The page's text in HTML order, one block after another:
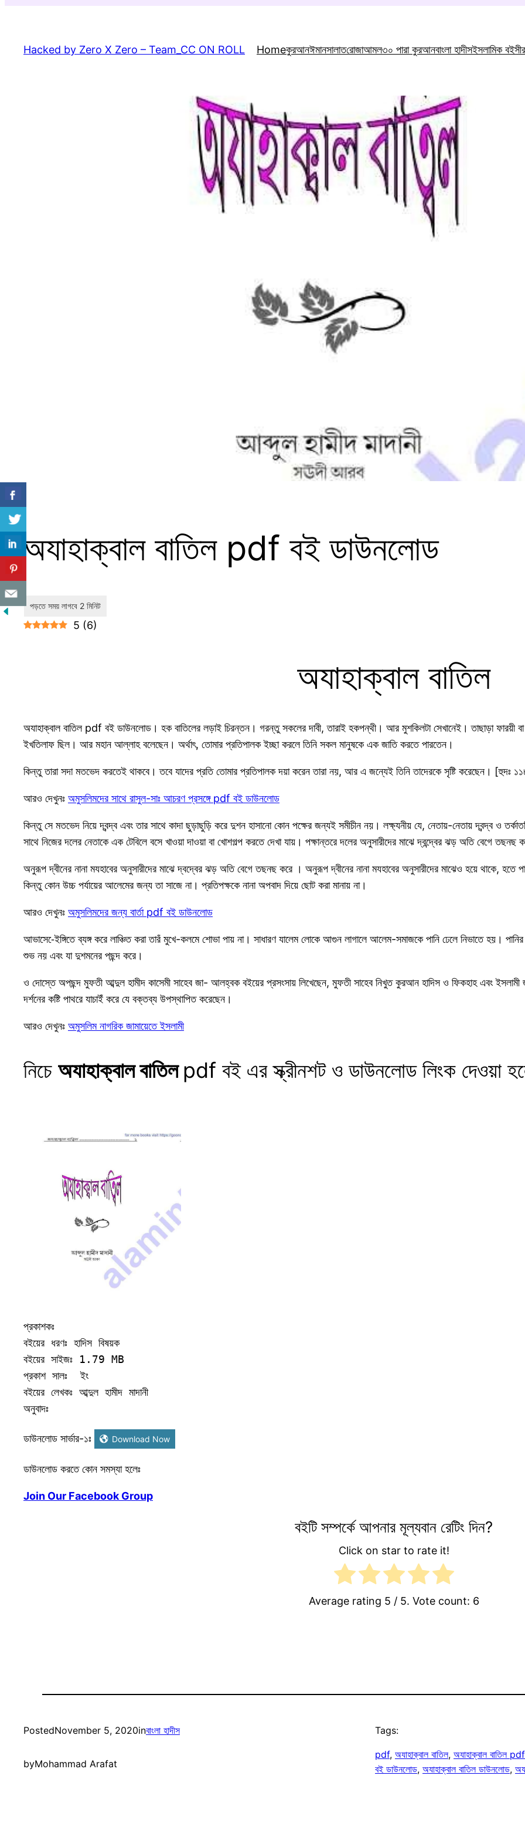
content
Hacked by Zero X Zero – Team_CC ON ROLL Homeকুরআনঈমানসালাতরোজাআমল৩০ পারা কুরআনবাংলা হাদীসইসলামিক বই
অযাহাক্বাল বাতিল pdf বই ডাউনলোড
5 (6)
অযাহাক্বাল বাতিল
অযাহাক্বাল বাতিল pdf বই ডাউনলোড। হক বাতিলের লড়াই চিরন্তন। গরন্তু সকলের দাবী, তারাই হকপন্থী। আর মুশকিলটা সেখানেই। তাছাড়া ফারয়ী
ইখতিলাফ ছিল। আর মহান আল্লাহ বলেছেন। অর্থাৎ, তোমার প্রতিপালক ইচ্ছা করলে তিনি সকল মানুষকে এক জাতি করতে পারতেন।
কিন্তু তারা সদা মতভেদ করতেই থাকবে। তবে যাদের প্রতি তোমার প্রতিপালক দয়া করেন তারা নয়, আর এ জন্যেই তিনি তাদেরকে সৃষ্টি করেছেন। [হুদঃ
আরও দেখুনঃ অমুসলিমদের সাথে রাসুল-সাঃ আচরণ প্রসঙ্গে pdf বই ডাউনলোড
কিন্তু সে মতভেদ নিয়ে দ্বন্দ্ব এবং তার সাথে কাদা ছুড়াছুড়ি করে দুশন হাসানো কোন পক্ষের জন্যই সমীচীন নয়। লক্ষ্যনীয় যে, নেতায়-নেতায় দ্বন্দ্ব ও
সাথে নিজের দলের নেতাকে এক টেবিলে বসে খাওয়া দাওয়া বা খোশগল্প করতে দেখা যায়। পক্ষান্তরে দলের অনুসারীদের মাঝে দ্বন্দ্বের ঝড় অতি বেগে তছনছ
অনুরূপ দ্বীনের নানা মযহাবের অনুসারীদের মাঝে দ্বদ্বের ঝড় অতি বেগে তছনছ করে । অনুরূপ দ্বীনের নানা মযহাবের অনুসারীদের মাঝেও হয়ে থাকে, হতে
কিন্তু কোন উচ্চ পর্যায়ের আলেমের জন্য তা সাজে না। প্রতিপক্ষকে নানা অপবাদ দিয়ে ছোট করা মানায় না।
আরও দেখুনঃ অমুসলিমদের জন্য বার্তা pdf বই ডাউনলোড
আভাসে-েইঙ্গিতে ব্যঙ্গ করে লাঞ্চিত করা তারঁ মুখে-কলমে শোভা পায় না। সাধারণ যালেম লোকে আগুন লাগালে আলেম-সমাজকে পানি ঢেলে নিভাতে হয়।
শুভ নয় এবং যা দুশমনের পছন্দ করে।
ও দোস্তে অপছন্দ মুফতী আব্দুল হামীদ কাসেমী সাহেব জা- আলহ্বক বইয়ের প্রসংসায় লিখেছেন, মুফতী সাহেব নিখুত কুরআন হাদিস ও ফিকহাহ এবং ইসলামী
দর্শনের কষ্টি পাথরে যাচাইঁ করে যে বক্তব্য উপস্থাপিত করেছেন।
আরও দেখুনঃ অমুসলিম নাগরিক জামায়েতে ইসলামী
নিচে অযাহাক্বাল বাতিলpdf বই এর স্ক্রীনশট ও ডাউনলোড লিংক দেওয়া
প্রকাশকঃ
বইয়ের ধরণঃ হাদিস বিষয়ক
বইয়ের সাইজঃ 1.79 MB
প্রকাশ সালঃ  ইং
বইয়ের লেখকঃ আব্দুল হামীদ মাদানী
অনুবাদঃ
ডাউনলোড সার্ভার-১ঃ Download Now
ডাউনলোড করতে কোন সমস্যা হলেঃ
Join Our Facebook Group
বইটি সম্পর্কে আপনার মূল্যবান রেটিং দিন?
Click on star to rate it!
Average rating 5 / 5. Vote count: 6
PostedNovember 5, 2020inবাংলা হাদীস
byMohammad Arafat
Tags:
pdf, অযাহাক্বাল বাতিল, অযাহাক্বাল বাতিল
বই ডাউনলোড, অযাহাক্বাল বাতিল ডাউনলোড,